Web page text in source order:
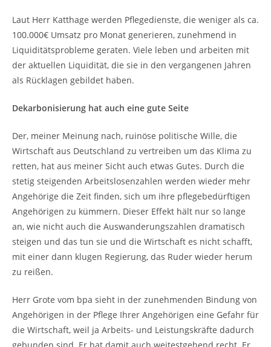
Laut Herr Katthage werden Pflegedienste, die weniger als ca.
100.000€ Umsatz pro Monat generieren, zunehmend in
Liquiditätsprobleme geraten. Viele leben und arbeiten mit
der aktuellen Liquidität, die sie in den vergangenen Jahren
als Rücklagen gebildet haben.
Dekarbonisierung hat auch eine gute Seite
Der, meiner Meinung nach, ruinöse politische Wille, die
Wirtschaft aus Deutschland zu vertreiben um das Klima zu
retten, hat aus meiner Sicht auch etwas Gutes. Durch die
stetig steigenden Arbeitslosenzahlen werden wieder mehr
Angehörige die Zeit finden, sich um ihre pflegebedürftigen
Angehörigen zu kümmern. Dieser Effekt hält nur so lange
an, wie nicht auch die Auswanderungszahlen dramatisch
steigen und das tun sie und die Wirtschaft es nicht schafft,
mit einer dann klugen Regierung, das Ruder wieder herum
zu reißen.
Herr Grote vom bpa sieht in der zunehmenden Bindung von
Angehörigen in der Pflege Ihrer Angehörigen eine Gefahr für
die Wirtschaft, weil ja Arbeits- und Leistungskräfte dadurch